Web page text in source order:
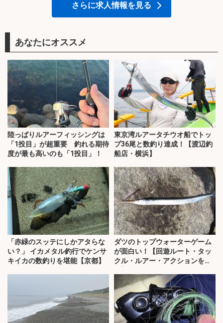
さらに求人情報を見る
あなたにオススメ
陸っぱりルアーフィッシングは
「1投目」が超重要 釣れる期待
度が最も高いのも「1投目」！
東京湾ルアータチウオ船でトッ
プ36尾と数釣り達成！【渡辺釣
船店・横浜】
「赤緑のスッテにしかアタらな
い？」 イカメタル釣行でケンサ
キイカの数釣りを堪能【京都】
ダツのトップウォーターゲーム
が面白い！【回遊ルート・タッ
クル・ルアー・アクションを解